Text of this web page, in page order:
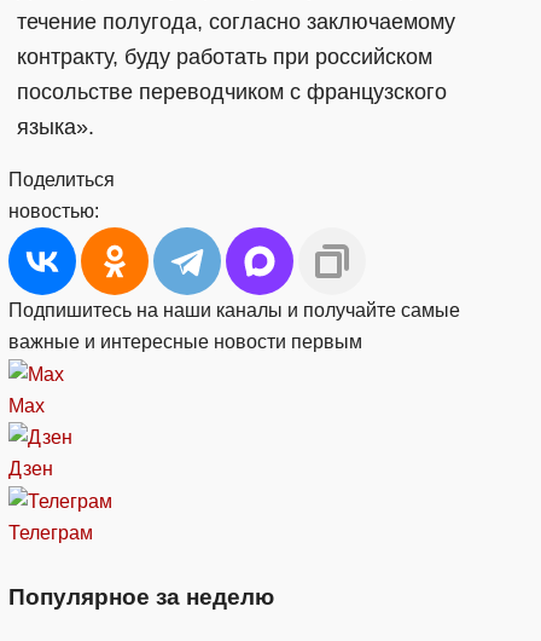
течение полугода, согласно заключаемому
контракту, буду работать при российском
посольстве переводчиком с французского
языка».
Поделиться
новостью:
Подпишитесь на наши каналы и получайте самые
важные и интересные новости первым
Max
Дзен
Телеграм
Популярное за неделю